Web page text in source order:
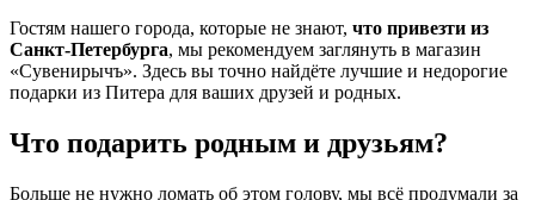
Гостям нашего города, которые не знают, что привезти из
Санкт-Петербурга, мы рекомендуем заглянуть в магазин
«Сувенирычъ». Здесь вы точно найдёте лучшие и недорогие
подарки из Питера для ваших друзей и родных.
Что подарить родным и друзьям?
Больше не нужно ломать об этом голову, мы всё продумали за